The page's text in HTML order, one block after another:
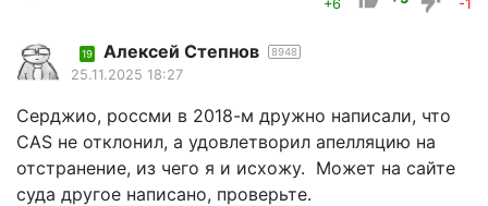
+6 -1
19 Алексей Степнов 8948
25.11.2025 18:27
Серджио, россми в 2018-м дружно написали, что
CAS не отклонил, а удовлетворил апелляцию на
отстранение, из чего я и исхожу. Может на сайте
суда другое написано, проверьте.